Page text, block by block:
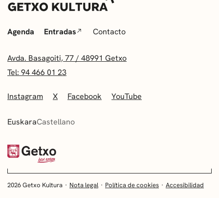
EUSKARA CASTELLANO
Agenda Entradas Contacto
Avda. Basagoiti, 77 / 48991 Getxo
Tel: 94 466 01 23
Instagram X Facebook YouTube
EuskaraCastellano
2026 Getxo Kultura Nota legal Política de cookies Accesibilidad